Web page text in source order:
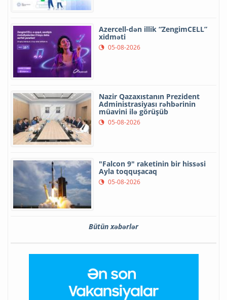
Azercell-dən illik “ZengimCELL”
xidməti
05-08-2026
Nazir Qazaxıstanın Prezident
Administrasiyası rəhbərinin
müavini ilə görüşüb
05-08-2026
"Falcon 9" raketinin bir hissəsi
Ayla toqquşacaq
05-08-2026
Bütün xəbərlər